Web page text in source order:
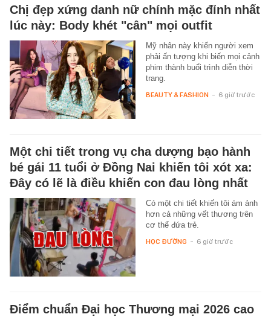
Chị đẹp xứng danh nữ chính mặc đỉnh nhất
lúc này: Body khét "cân" mọi outfit
Mỹ nhân này khiến người xem
phải ấn tượng khi biến mọi cảnh
phim thành buổi trình diễn thời
trang.
BEAUTY & FASHION - 6 giờ trước
Một chi tiết trong vụ cha dượng bạo hành
bé gái 11 tuổi ở Đồng Nai khiến tôi xót xa:
Đây có lẽ là điều khiến con đau lòng nhất
Có một chi tiết khiến tôi ám ảnh
hơn cả những vết thương trên
cơ thể đứa trẻ.
HỌC ĐƯỜNG - 6 giờ trước
Điểm chuẩn Đại học Thương mại 2026 cao